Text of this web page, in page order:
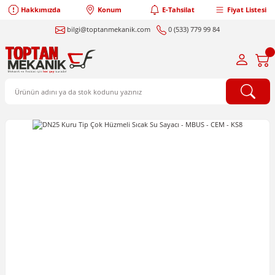
Hakkımızda Konum E-Tahsilat Fiyat Listesi
bilgi@toptanmekanik.com 0 (533) 779 99 84